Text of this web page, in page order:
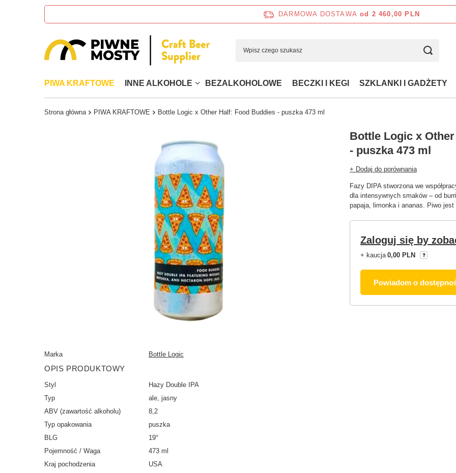
DARMOWA DOSTAWA od 2 460,00 PLN
PIWA KRAFTOWE INNE ALKOHOLE BEZALKOHOLOWE BECZKI I KEGI SZKLANKI I GADŻETY
Strona główna PIWA KRAFTOWE Bottle Logic x Other Half: Food Buddies - puszka 473 ml
Bottle Logic x
- puszka 473 ml
+ Dodaj do porównania
Fazy DIPA stworzona we
dla intensywnych smaków – od
papaja, limonka i ananas. Piwo
Zaloguj się by
+ kaucja 0,00 PLN
Powiadom o
Marka Bottle Logic
OPIS PRODUKTOWY
Styl
Hazy Double IPA
Typ
ale, jasny
ABV (zawartość alkoholu)
8,2
Typ opakowania
puszka
BLG
19°
Pojemność / Waga
473 ml
Kraj pochodzenia
USA